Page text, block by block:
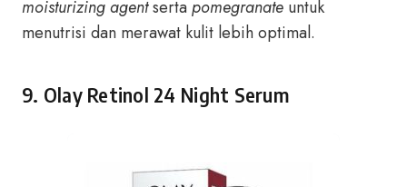
moisturizing agentsertapomegranate untuk
menutrisi dan merawat kulit lebih optimal.
9. Olay Retinol 24 Night Serum